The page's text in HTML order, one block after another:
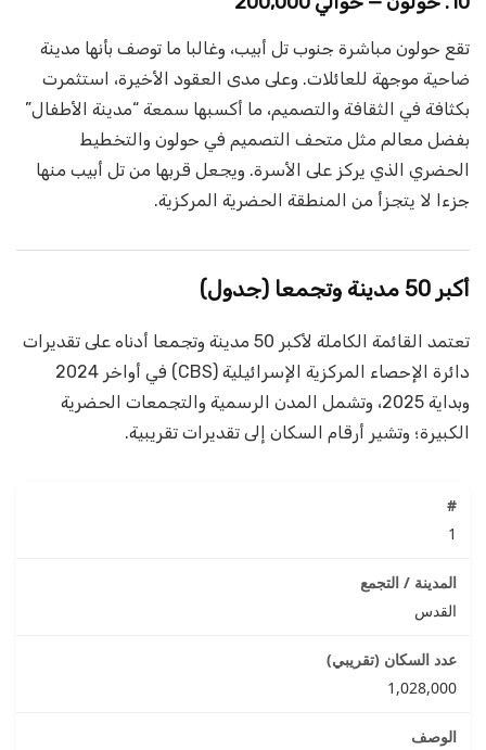
تقع حولون مباشرة جنوب تل أبيب، وغالبا ما توصف بأنها مدينة
ضاحية موجهة للعائلات. وعلى مدى العقود الأخيرة، استثمرت
بكثافة في الثقافة والتصميم، ما أكسبها سمعة “مدينة الأطفال”
بفضل معالم مثل متحف التصميم في حولون والتخطيط
الحضري الذي يركز على الأسرة. ويجعل قربها من تل أبيب منها
جزءا لا يتجزأ من المنطقة الحضرية المركزية.
أكبر 50 مدينة وتجمعا (جدول)
تعتمد القائمة الكاملة لأكبر 50 مدينة وتجمعا أدناه على تقديرات
دائرة الإحصاء المركزية الإسرائيلية (CBS) في أواخر 2024
وبداية 2025، وتشمل المدن الرسمية والتجمعات الحضرية
الكبيرة؛ وتشير أرقام السكان إلى تقديرات تقريبية.
1
القدس
1,028,000